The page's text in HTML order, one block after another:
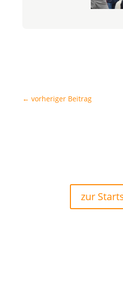
← vorheriger Beitrag
zur